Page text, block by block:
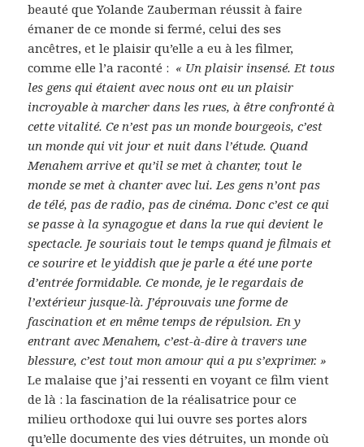
beauté que Yolande Zauberman réussit à faire
émaner de ce monde si fermé, celui des ses
ancêtres, et le plaisir qu’elle a eu à les filmer,
comme elle l’a raconté : « Un plaisir insensé. Et tous
les gens qui étaient avec nous ont eu un plaisir
incroyable à marcher dans les rues, à être confronté à
cette vitalité. Ce n’est pas un monde bourgeois, c’est
un monde qui vit jour et nuit dans l’étude. Quand
Menahem arrive et qu’il se met à chanter, tout le
monde se met à chanter avec lui. Les gens n’ont pas
de télé, pas de radio, pas de cinéma. Donc c’est ce qui
se passe à la synagogue et dans la rue qui devient le
spectacle. Je souriais tout le temps quand je filmais et
ce sourire et le yiddish que je parle a été une porte
d’entrée formidable. Ce monde, je le regardais de
l’extérieur jusque-là. J’éprouvais une forme de
fascination et en même temps de répulsion. En y
entrant avec Menahem, c’est-à-dire à travers une
blessure, c’est tout mon amour qui a pu s’exprimer. »
Le malaise que j’ai ressenti en voyant ce film vient
de là : la fascination de la réalisatrice pour ce
milieu orthodoxe qui lui ouvre ses portes alors
qu’elle documente des vies détruites, un monde où